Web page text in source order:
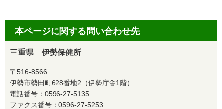
本ページに関する問い合わせ先
三重県 伊勢保健所
〒516-8566
伊勢市勢田町628番地2（伊勢庁舎1階）
電話番号： 0596-27-5135
ファクス番号：0596-27-5253